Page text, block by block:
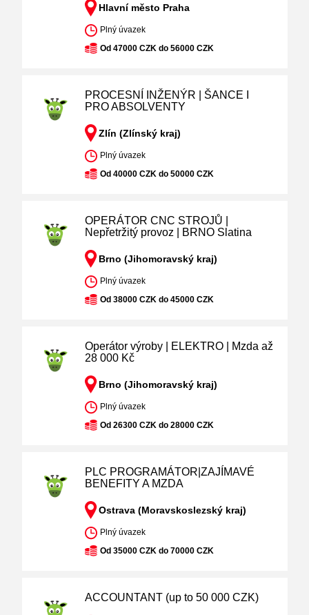
Hlavní město Praha
Plný úvazek
Od 47000 CZK do 56000 CZK
PROCESNÍ INŽENÝR | ŠANCE I
PRO ABSOLVENTY
Zlín (Zlínský kraj)
Plný úvazek
Od 40000 CZK do 50000 CZK
OPERÁTOR CNC STROJŮ |
Nepřetržitý provoz | BRNO Slatina
Brno (Jihomoravský kraj)
Plný úvazek
Od 38000 CZK do 45000 CZK
Operátor výroby | ELEKTRO | Mzda až
28 000 Kč
Brno (Jihomoravský kraj)
Plný úvazek
Od 26300 CZK do 28000 CZK
PLC PROGRAMÁTOR|ZAJÍMAVÉ
BENEFITY A MZDA
Ostrava (Moravskoslezský kraj)
Plný úvazek
Od 35000 CZK do 70000 CZK
ACCOUNTANT (up to 50 000 CZK)